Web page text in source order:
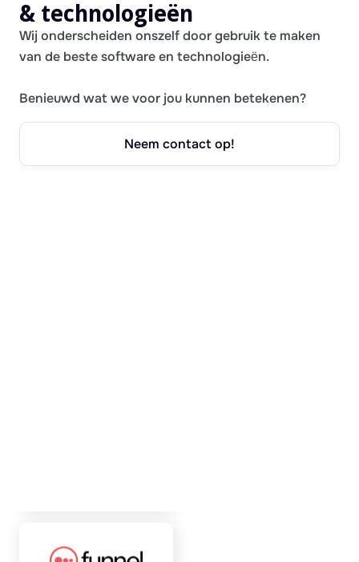
& technologieën
Wij onderscheiden onszelf door gebruik te maken
van de beste software en technologieën.
Benieuwd wat we voor jou kunnen betekenen?
Neem contact op!